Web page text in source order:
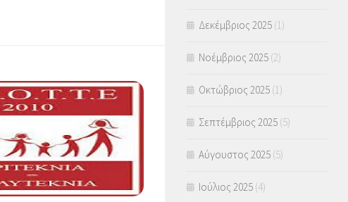
Δεκέμβριος 2025 (1)
Νοέμβριος 2025 (2)
Οκτώβριος 2025 (1)
Σεπτέμβριος 2025 (5)
Αύγουστος 2025 (5)
Ιούλιος 2025 (4)